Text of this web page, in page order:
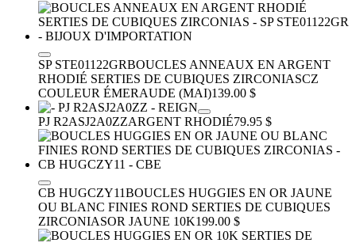
SP STE01122GRBOUCLES ANNEAUX EN ARGENT
RHODIÉ SERTIES DE CUBIQUES ZIRCONIASCZ
COULEUR ÉMERAUDE (MAI)139.00 $
PJ R2ASJ2A0ZZARGENT RHODIÉ79.95 $
CB HUGCZY11BOUCLES HUGGIES EN OR JAUNE
OU BLANC FINIES ROND SERTIES DE CUBIQUES
ZIRCONIASOR JAUNE 10K199.00 $